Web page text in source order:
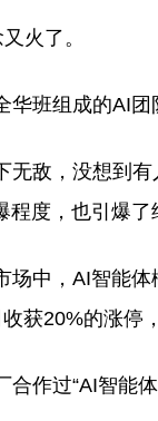
火了。
华班组成的AI
无敌，没想到
度，也引爆了
场中，AI智能
获20%的涨停
作过“AI智能